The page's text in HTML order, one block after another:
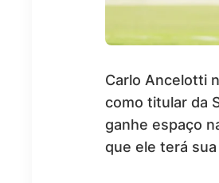
Carlo Ancelotti
como titular da
ganhe espaço
que ele terá